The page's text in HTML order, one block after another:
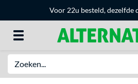
Voor 22u besteld, dezelfde